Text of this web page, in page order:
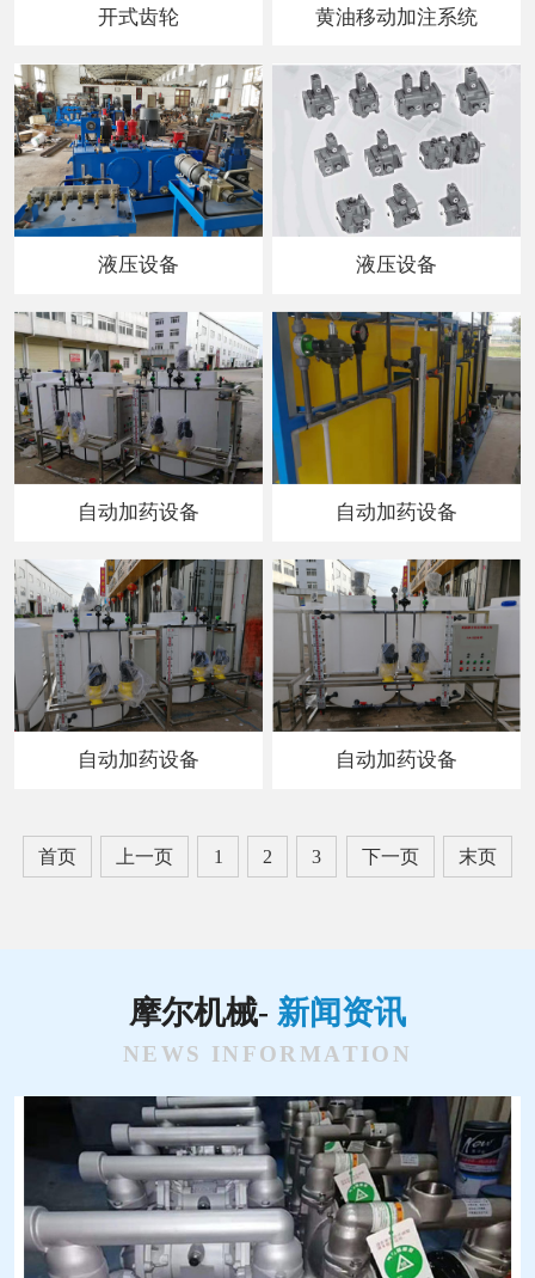
开式齿轮 黄油移动加注系统
液压设备 液压设备
自动加药设备 自动加药设备
自动加药设备 自动加药设备
首页 上一页 1 2 3 下一页 末页
摩尔机械- 新闻资讯
NEWS INFORMATION